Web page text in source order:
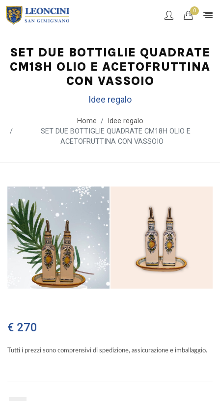
0
SET DUE BOTTIGLIE QUADRATE
CM18H OLIO E ACETOFRUTTINA
CON VASSOIO
Idee regalo
Home
Idee regalo
SET DUE BOTTIGLIE QUADRATE CM18H OLIO E
ACETOFRUTTINA CON VASSOIO
€ 270
Tutti i prezzi sono comprensivi di spedizione, assicurazione e imballaggio.